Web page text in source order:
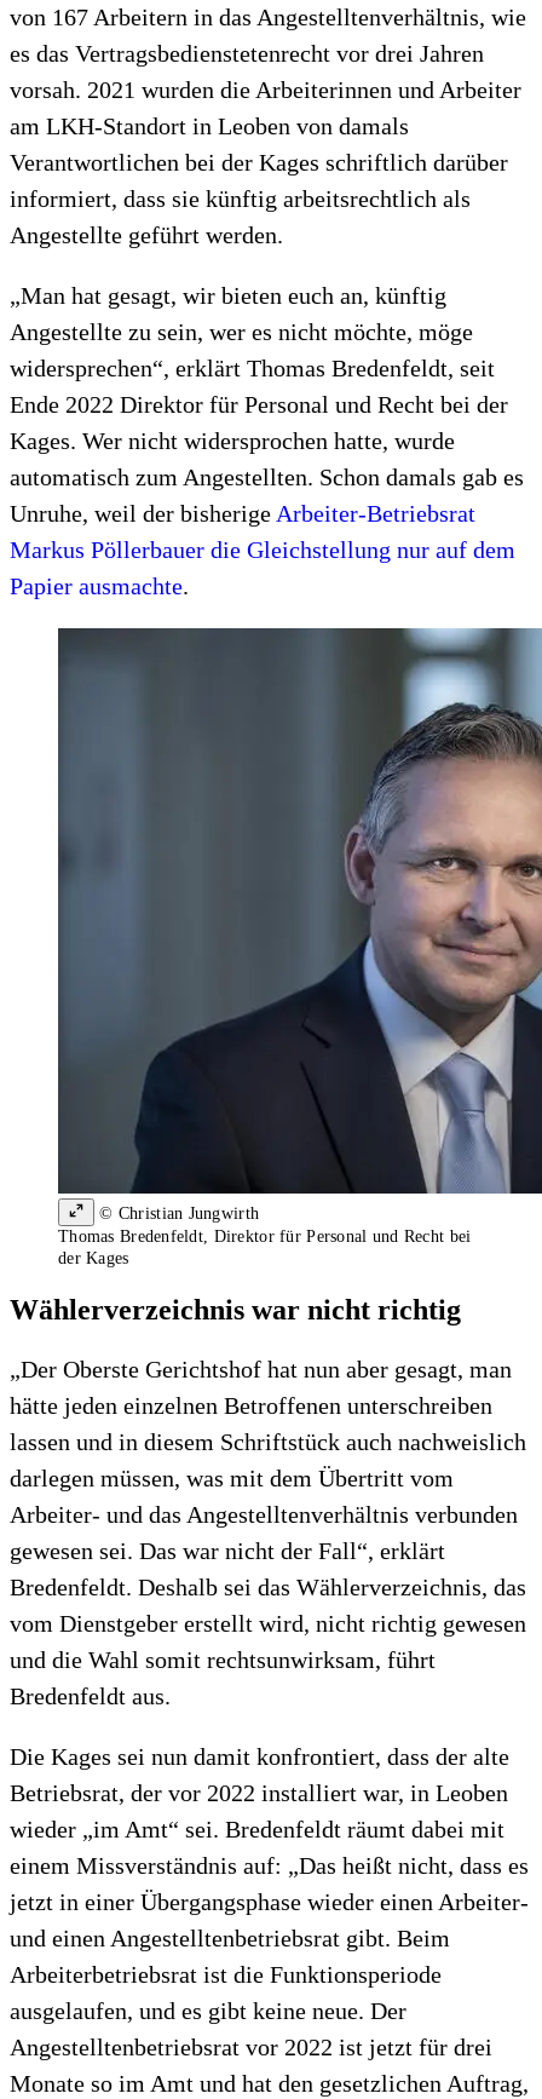
von 167 Arbeitern in das Angestelltenverhältnis, wie
es das Vertragsbedienstetenrecht vor drei Jahren
vorsah. 2021 wurden die Arbeiterinnen und Arbeiter
am LKH-Standort in Leoben von damals
Verantwortlichen bei der Kages schriftlich darüber
informiert, dass sie künftig arbeitsrechtlich als
Angestellte geführt werden.
„Man hat gesagt, wir bieten euch an, künftig
Angestellte zu sein, wer es nicht möchte, möge
widersprechen“, erklärt Thomas Bredenfeldt, seit
Ende 2022 Direktor für Personal und Recht bei der
Kages. Wer nicht widersprochen hatte, wurde
automatisch zum Angestellten. Schon damals gab es
Unruhe, weil der bisherige Arbeiter-Betriebsrat
Markus Pöllerbauer die Gleichstellung nur auf dem
Papier ausmachte.
© Christian Jungwirth
Thomas Bredenfeldt, Direktor für Personal und Recht bei
der Kages
Wählerverzeichnis war nicht richtig
„Der Oberste Gerichtshof hat nun aber gesagt, man
hätte jeden einzelnen Betroffenen unterschreiben
lassen und in diesem Schriftstück auch nachweislich
darlegen müssen, was mit dem Übertritt vom
Arbeiter- und das Angestelltenverhältnis verbunden
gewesen sei. Das war nicht der Fall“, erklärt
Bredenfeldt. Deshalb sei das Wählerverzeichnis, das
vom Dienstgeber erstellt wird, nicht richtig gewesen
und die Wahl somit rechtsunwirksam, führt
Bredenfeldt aus.
Die Kages sei nun damit konfrontiert, dass der alte
Betriebsrat, der vor 2022 installiert war, in Leoben
wieder „im Amt“ sei. Bredenfeldt räumt dabei mit
einem Missverständnis auf: „Das heißt nicht, dass es
jetzt in einer Übergangsphase wieder einen Arbeiter-
und einen Angestelltenbetriebsrat gibt. Beim
Arbeiterbetriebsrat ist die Funktionsperiode
ausgelaufen, und es gibt keine neue. Der
Angestelltenbetriebsrat vor 2022 ist jetzt für drei
Monate so im Amt und hat den gesetzlichen Auftrag,